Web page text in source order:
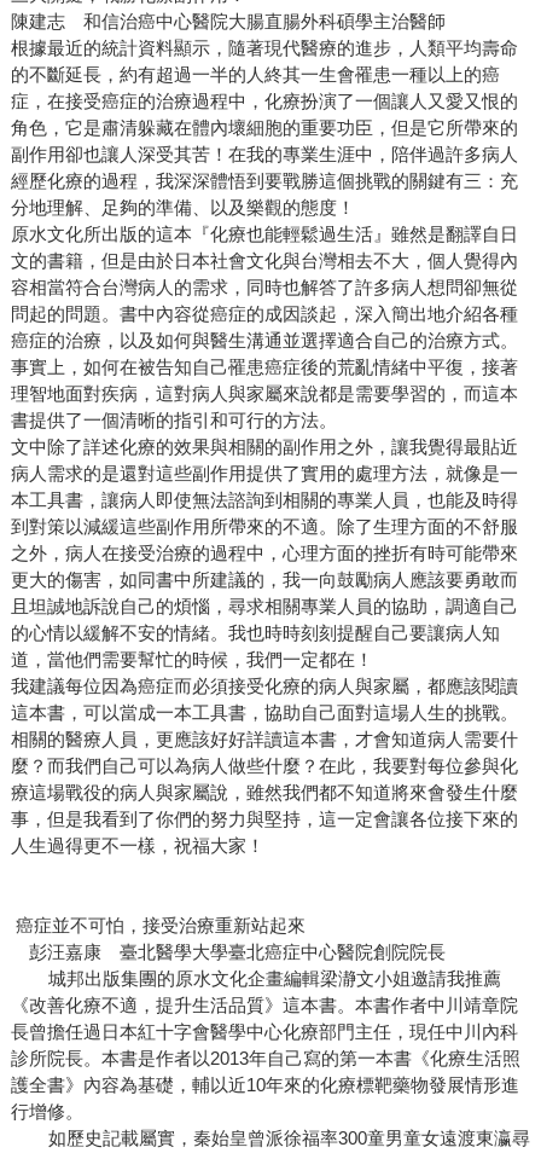
陳建志 和信治癌中心醫院大腸直腸外科碩學主治醫師
根據最近的統計資料顯示，隨著現代醫療的進步，人類平均壽命
的不斷延長，約有超過一半的人終其一生會罹患一種以上的癌
症，在接受癌症的治療過程中，化療扮演了一個讓人又愛又恨的
角色，它是肅清躲藏在體內壞細胞的重要功臣，但是它所帶來的
副作用卻也讓人深受其苦！在我的專業生涯中，陪伴過許多病人
經歷化療的過程，我深深體悟到要戰勝這個挑戰的關鍵有三：充
分地理解、足夠的準備、以及樂觀的態度！
原水文化所出版的這本『化療也能輕鬆過生活』雖然是翻譯自日
文的書籍，但是由於日本社會文化與台灣相去不大，個人覺得內
容相當符合台灣病人的需求，同時也解答了許多病人想問卻無從
問起的問題。書中內容從癌症的成因談起，深入簡出地介紹各種
癌症的治療，以及如何與醫生溝通並選擇適合自己的治療方式。
事實上，如何在被告知自己罹患癌症後的荒亂情緒中平復，接著
理智地面對疾病，這對病人與家屬來說都是需要學習的，而這本
書提供了一個清晰的指引和可行的方法。
文中除了詳述化療的效果與相關的副作用之外，讓我覺得最貼近
病人需求的是還對這些副作用提供了實用的處理方法，就像是一
本工具書，讓病人即使無法諮詢到相關的專業人員，也能及時得
到對策以減緩這些副作用所帶來的不適。除了生理方面的不舒服
之外，病人在接受治療的過程中，心理方面的挫折有時可能帶來
更大的傷害，如同書中所建議的，我一向鼓勵病人應該要勇敢而
且坦誠地訴說自己的煩惱，尋求相關專業人員的協助，調適自己
的心情以緩解不安的情緒。我也時時刻刻提醒自己要讓病人知
道，當他們需要幫忙的時候，我們一定都在！
我建議每位因為癌症而必須接受化療的病人與家屬，都應該閱讀
這本書，可以當成一本工具書，協助自己面對這場人生的挑戰。
相關的醫療人員，更應該好好詳讀這本書，才會知道病人需要什
麼？而我們自己可以為病人做些什麼？在此，我要對每位參與化
療這場戰役的病人與家屬說，雖然我們都不知道將來會發生什麼
事，但是我看到了你們的努力與堅持，這一定會讓各位接下來的
人生過得更不一樣，祝福大家！
癌症並不可怕，接受治療重新站起來
彭汪嘉康 臺北醫學大學臺北癌症中心醫院創院院長
城邦出版集團的原水文化企畫編輯梁瀞文小姐邀請我推薦
《改善化療不適，提升生活品質》這本書。本書作者中川靖章院
長曾擔任過日本紅十字會醫學中心化療部門主任，現任中川內科
診所院長。本書是作者以2013年自己寫的第一本書《化療生活照
護全書》內容為基礎，輔以近10年來的化療標靶藥物發展情形進
行增修。
如歷史記載屬實，秦始皇曾派徐福率300童男童女遠渡東瀛尋